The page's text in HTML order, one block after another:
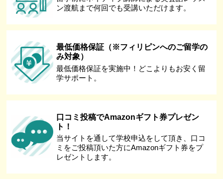
ン渡航まで何回でも受講いただけます。
最低価格保証（※フィリピンへのご留学の
み対象）
最低価格保証を実施中！どこよりもお安く留
学サポート。
口コミ投稿でAmazonギフト券プレゼン
ト！
当サイトを通して学校申込をして頂き、口コ
ミをご投稿頂いた方にAmazonギフト券をプ
レゼントします。